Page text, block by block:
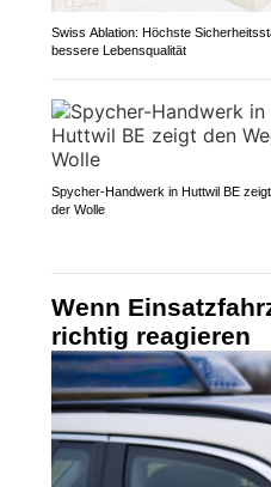
Swiss Ablation: Höchste
bessere Lebensqualität
Spycher-Handwerk in Huttwil BE
der Wolle
Wenn
richtig reagieren